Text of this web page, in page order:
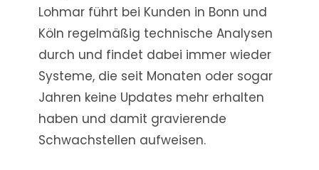
Lohmar führt bei Kunden in Bonn und
Köln regelmäßig technische Analysen
durch und findet dabei immer wieder
Systeme, die seit Monaten oder sogar
Jahren keine Updates mehr erhalten
haben und damit gravierende
Schwachstellen aufweisen.